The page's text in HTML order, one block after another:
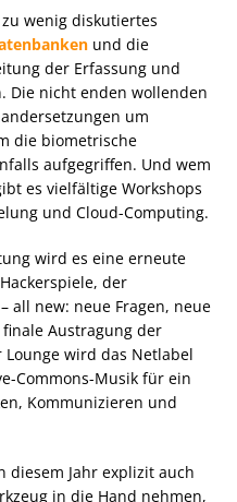
wenig diskutiertes
und die
der Erfassung und
Die nicht enden wollenden
um
die biometrische
aufgegriffen. Und wem
es vielfältige Workshops
und Cloud-Computing.
wird es eine erneute
der
all new: neue Fragen, neue
Austragung der
wird das Netlabel
Commons-Musik für ein
Kommunizieren und
diesem Jahr explizit auch
in die Hand nehmen,